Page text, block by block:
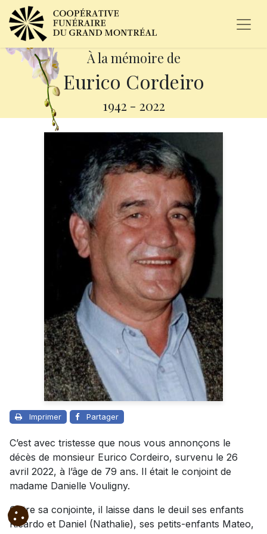
À la mémoire de
Eurico Cordeiro
1942 - 2022
Imprimer Partager
C’est avec tristesse que nous vous annonçons le
décès de monsieur Eurico Cordeiro, survenu le 26
avril 2022, à l’âge de 79 ans. Il était le conjoint de
madame Danielle Vouligny.
Outre sa conjointe, il laisse dans le deuil ses enfants
Ricardo et Daniel (Nathalie), ses petits-enfants Mateo,